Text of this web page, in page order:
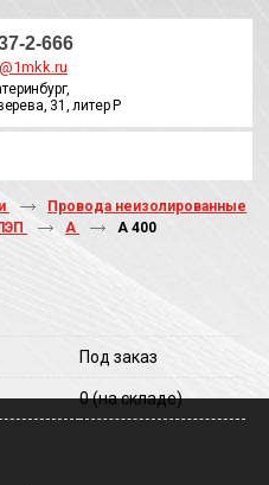
2-666
31, литер Р
Провода неизолированные
А А 400
Под заказ
0(на складе)